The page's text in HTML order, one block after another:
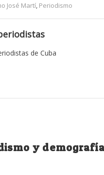
José Martí, Periodismo
de Cuba
y